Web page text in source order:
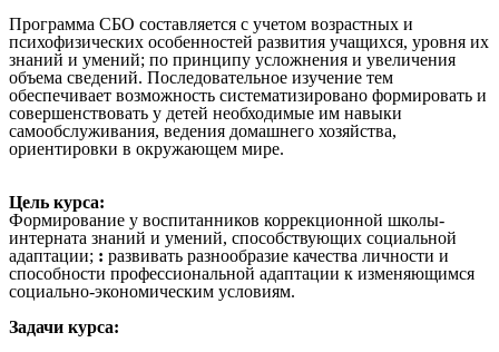
Программа СБО составляется с учетом возрастных и
психофизических особенностей развития учащихся, уровня их
знаний и умений; по принципу усложнения и увеличения
объема сведений. Последовательное изучение тем
обеспечивает возможность систематизировано формировать и
совершенствовать у детей необходимые им навыки
самообслуживания, ведения домашнего хозяйства,
ориентировки в окружающем мире.
Цель курса:
Формирование у воспитанников коррекционной школы-
интерната знаний и умений, способствующих социальной
адаптации; : развивать разнообразие качества личности и
способности профессиональной адаптации к изменяющимся
социально-экономическим условиям.
Задачи курса: